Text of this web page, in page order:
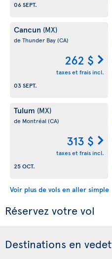
06 SEPT.
Cancun (MX)
de Thunder Bay(CA)
262 $
taxes et frais incl.
03 SEPT.
Tulum (MX)
de Montréal (CA)
313 $
taxes et frais incl.
25 OCT.
Voir plus de vols en aller simple
Réservez votre vol
Destinations en